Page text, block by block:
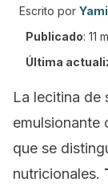
Escrito por
Publicado: 11
Última
La lecitina de
emulsionante
que se
nutricionales.